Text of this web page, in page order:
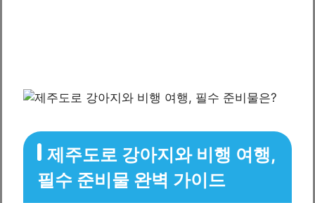
제주도로 강아지와 비행 여행,
필수 준비물 완벽 가이드